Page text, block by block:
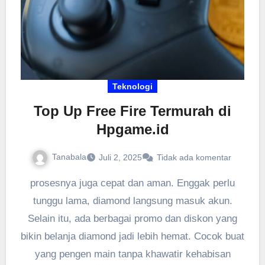
Teknologi
Top Up Free Fire Termurah di
Hpgame.id
Tanabala Juli 2, 2025 Tidak ada komentar
prosesnya juga cepat dan aman. Enggak perlu
tunggu lama, diamond langsung masuk akun.
Selain itu, ada berbagai promo dan diskon yang
bikin belanja diamond jadi lebih hemat. Cocok buat
yang pengen main tanpa khawatir kehabisan